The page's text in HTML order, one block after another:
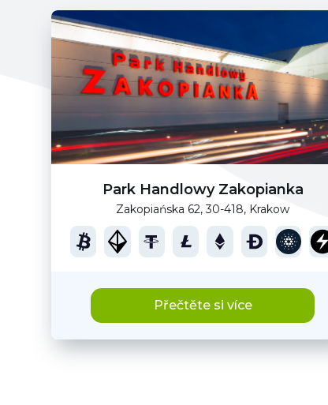
Park Handlowy Zakopianka
Zakopiańska 62, 30-418, Krakow
Přečtěte si více